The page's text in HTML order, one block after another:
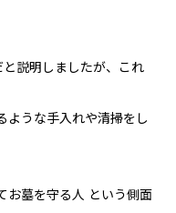
説明しましたが、これ
ような手入れや清掃をし
お墓を守る人 という側面